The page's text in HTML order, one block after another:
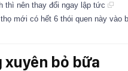
thì nên thay đổi ngay lập tức
mới có hết 6 thói quen này vào
xuyên bỏ bữa